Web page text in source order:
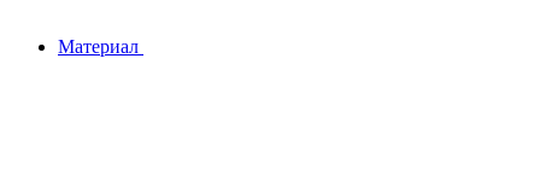
Материал